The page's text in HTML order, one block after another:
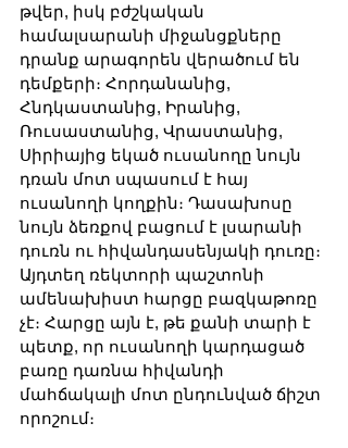
թվեր, իսկ բժշկական
համալսարանի միջանցքները
դրանք արագորեն վերածում են
դեմքերի։ Հորդանանից,
Հնդկաստանից, Իրանից,
Ռուսաստանից, Վրաստանից,
Սիրիայից եկած ուսանողը նույն
դռան մոտ սպասում է հայ
ուսանողի կողքին։ Դասախոսը
նույն ձեռքով բացում է լսարանի
դուռն ու հիվանդասենյակի դուռը։
Այդտեղ ռեկտորի պաշտոնի
ամենախիստ հարցը բազկաթոռը
չէ։ Հարցը այն է, թե քանի տարի է
պետք, որ ուսանողի կարդացած
բառը դառնա հիվանդի
մահճակալի մոտ ընդունված ճիշտ
որոշում։